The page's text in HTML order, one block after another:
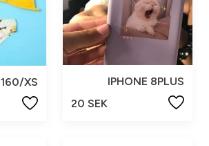
160/XS
IPHONE 8PLUS
20 SEK